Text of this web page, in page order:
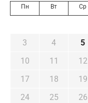
Пн Вт Ср
3
4 5
10
11 12
17
18 19
24
25 26